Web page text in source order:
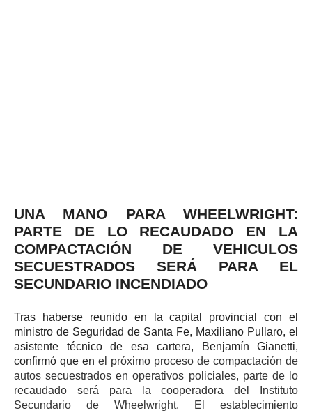
UNA MANO PARA WHEELWRIGHT:
PARTE DE LO RECAUDADO EN LA
COMPACTACIÓN DE VEHICULOS
SECUESTRADOS SERÁ PARA EL
SECUNDARIO INCENDIADO
Tras haberse reunido en la capital provincial con el
ministro de Seguridad de Santa Fe, Maxiliano Pullaro, el
asistente técnico de esa cartera, Benjamín Gianetti,
confirmó que en el próximo proceso de compactación de
autos secuestrados en operativos policiales, parte de lo
recaudado será para la cooperadora del Instituto
Secundario de Wheelwright. El establecimiento